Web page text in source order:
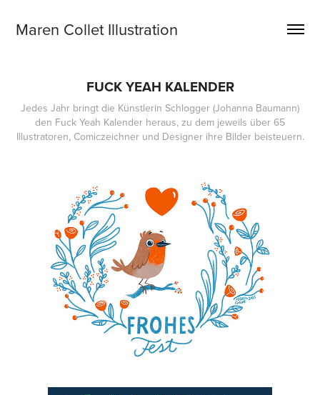
Maren Collet Illustration
FUCK YEAH KALENDER
Jedes Jahr bringt die Künstlerin Schlogger (Johanna Baumann)
den Fuck Yeah Kalender heraus, zu dem jeweils über 65
Illustratoren, Comiczeichner und Designer ihre Bilder beisteuern.